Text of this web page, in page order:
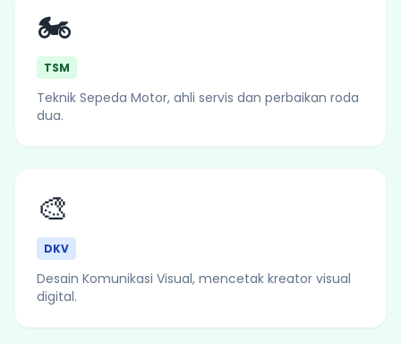
🏍️
TSM
Teknik Sepeda Motor, ahli servis dan perbaikan roda
dua.
🎨
DKV
Desain Komunikasi Visual, mencetak kreator visual
digital.